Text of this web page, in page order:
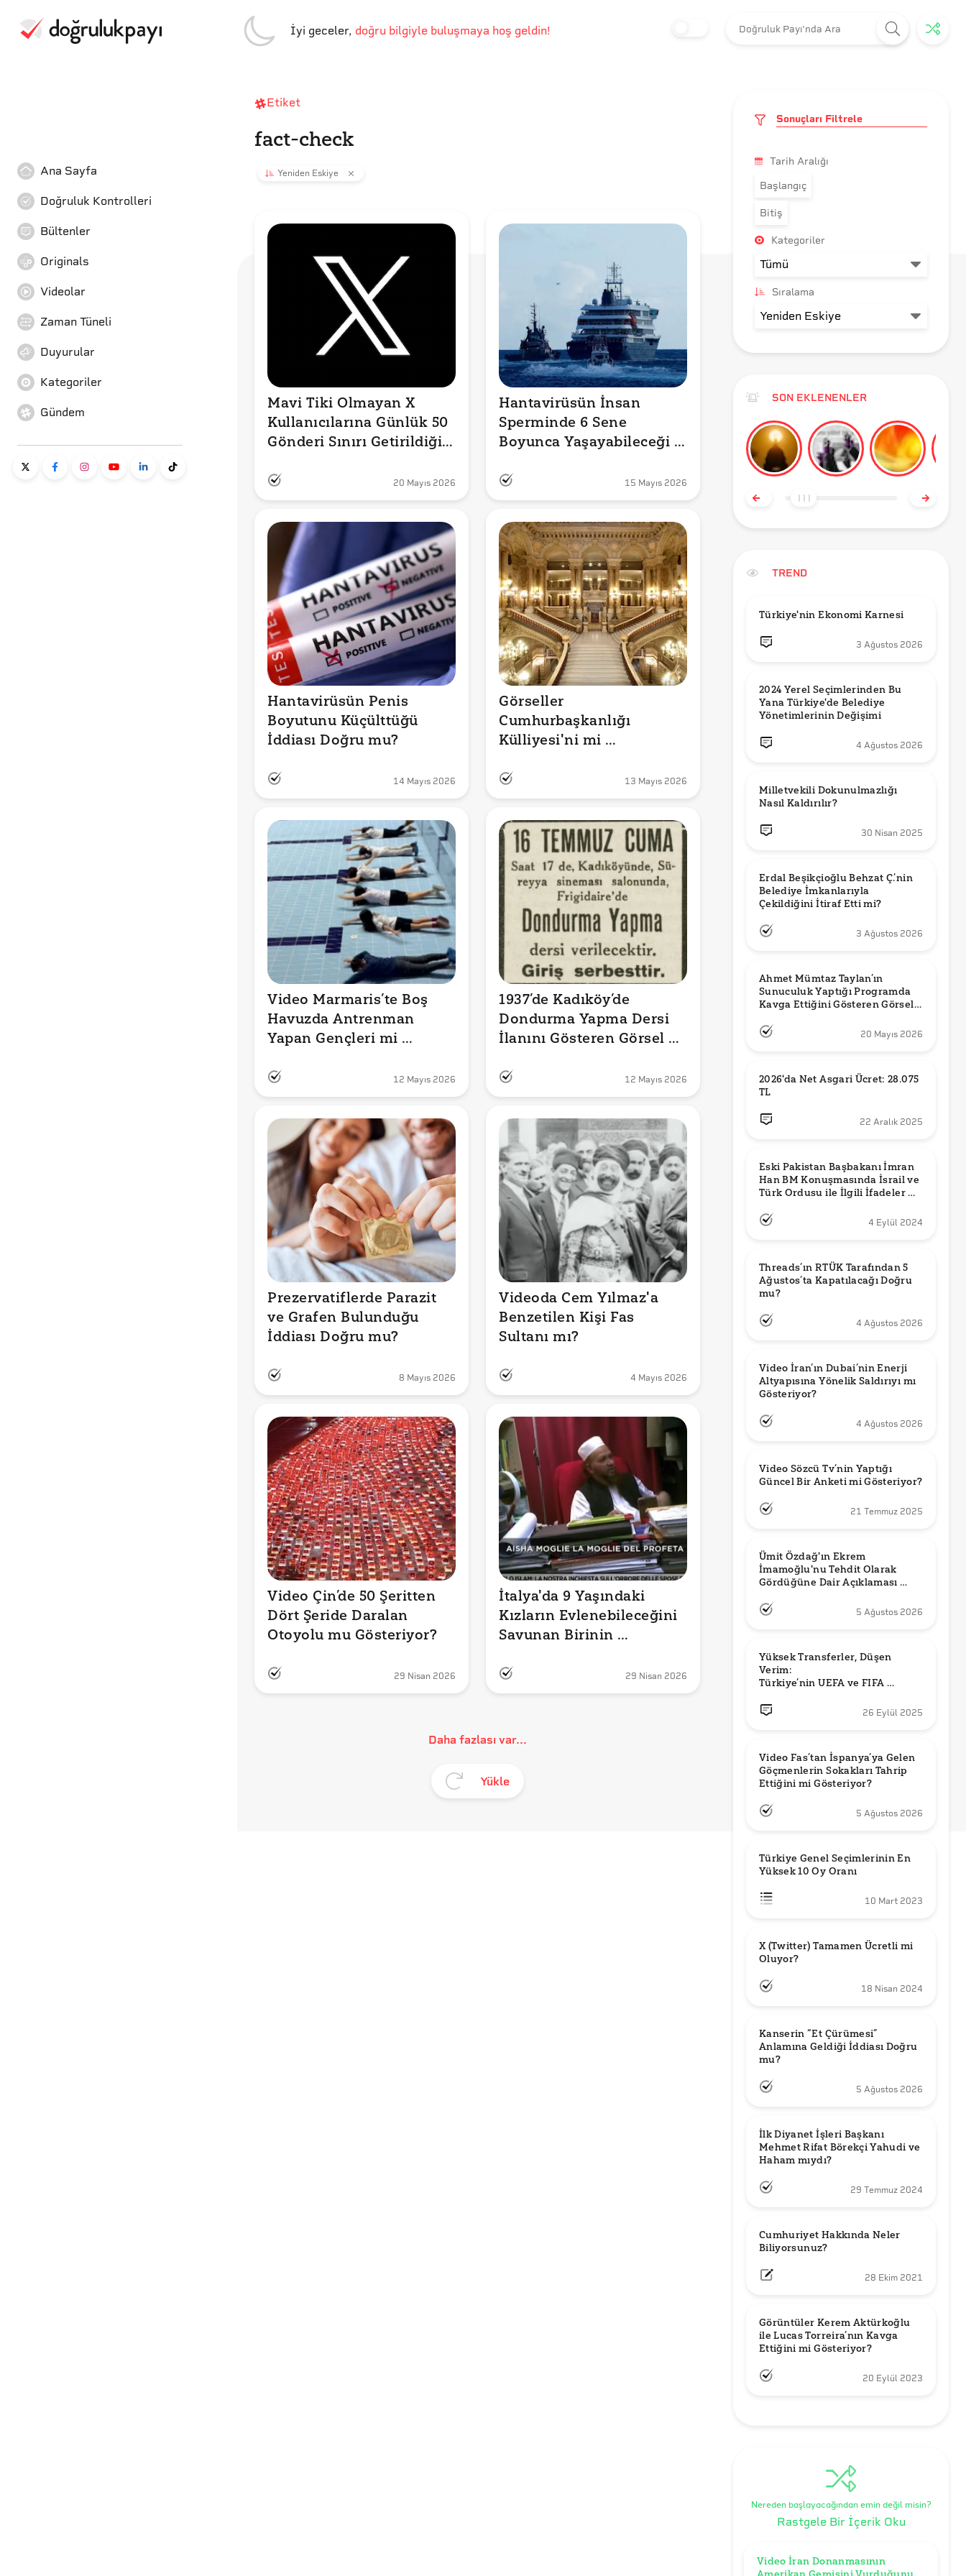
İyi geceler, doğru bilgiyle buluşmaya hoş geldin!
Ana Sayfa
Doğruluk Kontrolleri
Bültenler
Originals
Videolar
Zaman Tüneli
Duyurular
Kategoriler
Gündem
Etiket
fact-check
Yeniden Eskiye
Mavi Tiki Olmayan X
Kullanıcılarına Günlük 50
Gönderi Sınırı Getirildiği
20 Mayıs 2026
Hantavirüsün İnsan
Sperminde 6 Sene
Boyunca Yaşayabileceği
15 Mayıs 2026
Hantavirüsün Penis
Boyutunu Küçülttüğü
İddiası Doğru mu?
14 Mayıs 2026
Görseller
Cumhurbaşkanlığı
Külliyesi'ni mi
13 Mayıs 2026
Video Marmaris’te Boş
Havuzda Antrenman
Yapan Gençleri mi
12 Mayıs 2026
1937’de Kadıköy’de
Dondurma Yapma Dersi
İlanını Gösteren Görsel
12 Mayıs 2026
Prezervatiflerde Parazit
ve Grafen Bulunduğu
İddiası Doğru mu?
8 Mayıs 2026
Videoda Cem Yılmaz'a
Benzetilen Kişi Fas
Sultanı mı?
4 Mayıs 2026
Video Çin’de 50 Şeritten
Dört Şeride Daralan
Otoyolu mu Gösteriyor?
29 Nisan 2026
İtalya'da 9 Yaşındaki
Kızların Evlenebileceğini
Savunan Birinin
Dışı Edildiği İddiası Doğru
mu?
29 Nisan 2026
Daha fazlası var...
Yükle
Sonuçları Filtrele
Tarih Aralığı
Başlangıç
Bitiş
Kategoriler
Sıralama
SON EKLENENLER
TREND
Türkiye'nin Ekonomi Karnesi
3 Ağustos 2026
2024 Yerel Seçimlerinden Bu
Yana Türkiye'de Belediye
Yönetimlerinin Değişimi
4 Ağustos 2026
Milletvekili Dokunulmazlığı
Nasıl Kaldırılır?
30 Nisan 2025
Erdal Beşikçioğlu Behzat Ç.’nin
Belediye İmkanlarıyla
3 Ağustos 2026
Ahmet Mümtaz Taylan’ın
Sunuculuk Yaptığı Programda
Kavga Ettiğini Gösteren Görsel
20 Mayıs 2026
2026'da Net Asgari Ücret: 28.075
TL
22 Aralık 2025
Eski Pakistan Başbakanı İmran
Han BM Konuşmasında İsrail ve
Türk Ordusu ile İlgili İfadeler mi
4 Eylül 2024
Threads’ın RTÜK Tarafından 5
Ağustos’ta Kapatılacağı Doğru
mu?
4 Ağustos 2026
Video İran’ın Dubai’nin Enerji
Altyapısına Yönelik Saldırıyı mı
Gösteriyor?
4 Ağustos 2026
Video Sözcü Tv’nin Yaptığı
Güncel Bir Anketi mi Gösteriyor?
21 Temmuz 2025
Ümit Özdağ'ın Ekrem
İmamoğlu'nu Tehdit Olarak
Gördüğüne Dair Açıklaması
5 Ağustos 2026
Yüksek Transferler, Düşen
Verim:
Türkiye’nin UEFA ve FIFA
26 Eylül 2025
Video Fas’tan İspanya’ya Gelen
Göçmenlerin Sokakları Tahrip
Ettiğini mi Gösteriyor?
5 Ağustos 2026
Türkiye Genel Seçimlerinin En
Yüksek 10 Oy Oranı
10 Mart 2023
X (Twitter) Tamamen Ücretli mi
Oluyor?
18 Nisan 2024
Kanserin “Et Çürümesi”
Anlamına Geldiği İddiası Doğru
mu?
5 Ağustos 2026
İlk Diyanet İşleri Başkanı
Mehmet Rifat Börekçi Yahudi ve
Haham mıydı?
29 Temmuz 2024
Cumhuriyet Hakkında Neler
Biliyorsunuz?
28 Ekim 2021
Görüntüler Kerem Aktürkoğlu
ile Lucas Torreira’nın Kavga
Ettiğini mi Gösteriyor?
20 Eylül 2023
Nereden başlayacağından emin değil misin?
Rastgele Bir İçerik Oku
Video İran Donanmasının